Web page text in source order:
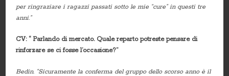
per ringraziare i ragazzi passati sotto le mie “cure” in questi tre
anni.”
CV: “ Parlando di mercato. Quale reparto potreste pensare di
rinforzare se ci fosse l’occasione?”
Bedin. “Sicuramente la conferma del gruppo dello scorso anno è il